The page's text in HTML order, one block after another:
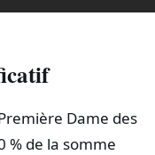
Dame des
% de la somme